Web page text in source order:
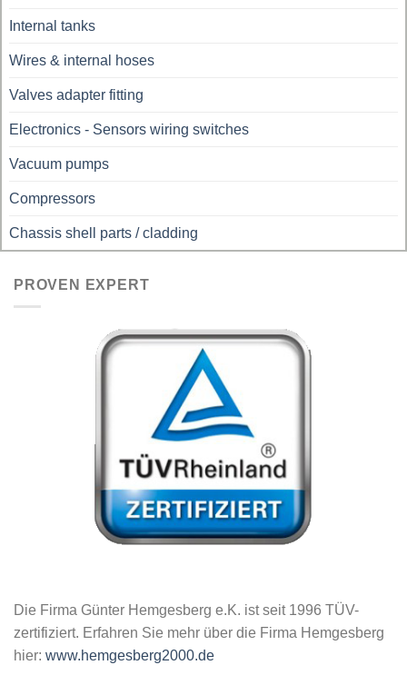
Internal tanks
Wires & internal hoses
Valves adapter fitting
Electronics - Sensors wiring switches
Vacuum pumps
Compressors
Chassis shell parts / cladding
PROVEN EXPERT
Die Firma Günter Hemgesberg e.K. ist seit 1996 TÜV-
zertifiziert. Erfahren Sie mehr über die Firma Hemgesberg
hier: www.hemgesberg2000.de